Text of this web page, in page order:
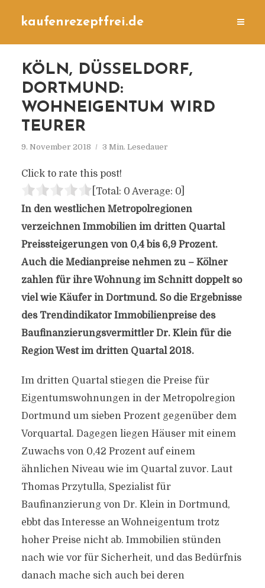
kaufenrezeptfrei.de
KÖLN, DÜSSELDORF,
DORTMUND:
WOHNEIGENTUM WIRD
TEURER
9. November 2018 3 Min. Lesedauer
Click to rate this post!
[Total: 0 Average: 0]
In den westlichen Metropolregionen
verzeichnen Immobilien im dritten Quartal
Preissteigerungen von 0,4 bis 6,9 Prozent.
Auch die Medianpreise nehmen zu – Kölner
zahlen für ihre Wohnung im Schnitt doppelt so
viel wie Käufer in Dortmund. So die Ergebnisse
des Trendindikator Immobilienpreise des
Baufinanzierungsvermittler Dr. Klein für die
Region West im dritten Quartal 2018.
Im dritten Quartal stiegen die Preise für
Eigentumswohnungen in der Metropolregion
Dortmund um sieben Prozent gegenüber dem
Vorquartal. Dagegen liegen Häuser mit einem
Zuwachs von 0,42 Prozent auf einem
ähnlichen Niveau wie im Quartal zuvor. Laut
Thomas Przytulla, Spezialist für
Baufinanzierung von Dr. Klein in Dortmund,
ebbt das Interesse an Wohneigentum trotz
hoher Preise nicht ab. Immobilien stünden
nach wie vor für Sicherheit, und das Bedürfnis
danach mache sich auch bei deren